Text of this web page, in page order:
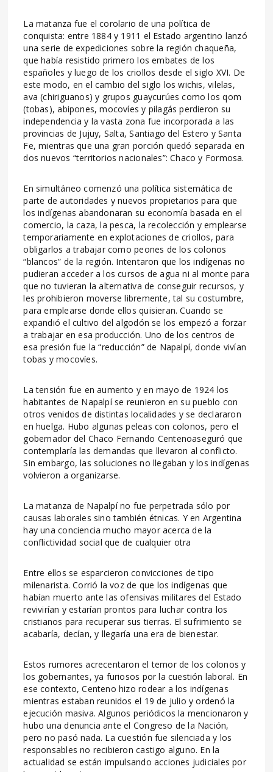
La matanza fue el corolario de una política de
conquista: entre 1884 y 1911 el Estado argentino lanzó
una serie de expediciones sobre la región chaqueña,
que había resistido primero los embates de los
españoles y luego de los criollos desde el siglo XVI. De
este modo, en el cambio del siglo los wichis, vilelas,
ava (chiriguanos) y grupos guaycurúes como los qom
(tobas), abipones, mocovíes y pilagás perdieron su
independencia y la vasta zona fue incorporada a las
provincias de Jujuy, Salta, Santiago del Estero y Santa
Fe, mientras que una gran porción quedó separada en
dos nuevos “territorios nacionales”: Chaco y Formosa.
En simultáneo comenzó una política sistemática de
parte de autoridades y nuevos propietarios para que
los indígenas abandonaran su economía basada en el
comercio, la caza, la pesca, la recolección y emplearse
temporariamente en explotaciones de criollos, para
obligarlos a trabajar como peones de los colonos
“blancos” de la región. Intentaron que los indígenas no
pudieran acceder a los cursos de agua ni al monte para
que no tuvieran la alternativa de conseguir recursos, y
les prohibieron moverse libremente, tal su costumbre,
para emplearse donde ellos quisieran. Cuando se
expandió el cultivo del algodón se los empezó a forzar
a trabajar en esa producción. Uno de los centros de
esa presión fue la “reducción” de Napalpí, donde vivían
tobas y mocovíes.
La tensión fue en aumento y en mayo de 1924 los
habitantes de Napalpí se reunieron en su pueblo con
otros venidos de distintas localidades y se declararon
en huelga. Hubo algunas peleas con colonos, pero el
gobernador del Chaco Fernando Centenoaseguró que
contemplaría las demandas que llevaron al conflicto.
Sin embargo, las soluciones no llegaban y los indígenas
volvieron a organizarse.
La matanza de Napalpí no fue perpetrada sólo por
causas laborales sino también étnicas. Y en Argentina
hay una conciencia mucho mayor acerca de la
conflictividad social que de cualquier otra
Entre ellos se esparcieron convicciones de tipo
milenarista. Corrió la voz de que los indígenas que
habían muerto ante las ofensivas militares del Estado
revivirían y estarían prontos para luchar contra los
cristianos para recuperar sus tierras. El sufrimiento se
acabaría, decían, y llegaría una era de bienestar.
Estos rumores acrecentaron el temor de los colonos y
los gobernantes, ya furiosos por la cuestión laboral. En
ese contexto, Centeno hizo rodear a los indígenas
mientras estaban reunidos el 19 de julio y ordenó la
ejecución masiva. Algunos periódicos la mencionaron y
hubo una denuncia ante el Congreso de la Nación,
pero no pasó nada. La cuestión fue silenciada y los
responsables no recibieron castigo alguno. En la
actualidad se están impulsando acciones judiciales por